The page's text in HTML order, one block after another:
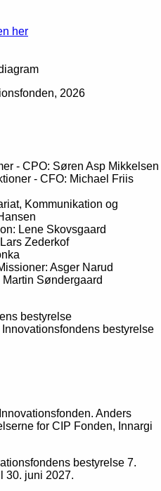
her
- CPO: Søren Asp Mikkelsen
- CFO: Michael Friis
Kommunikation og
Lene Skovsgaard
Zederkof
Asger Narud
Søndergaard
bestyrelse
Anders
for CIP Fonden, Innargi
bestyrelse 7.
30. juni 2027.